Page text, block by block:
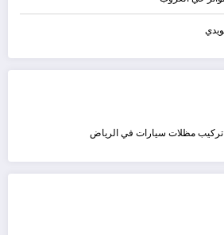
تركيب مظلات سيارات في الرياض